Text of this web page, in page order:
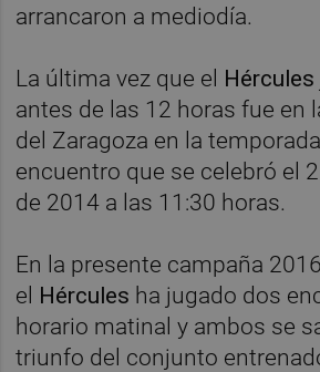
arrancaron a mediodía.
La última vez que el Hércules
antes de las 12 horas fue en
del Zaragoza en la
encuentro que se celebró el
de 2014 a las 11:30 horas.
En la presente campaña
el Hércules ha jugado dos
horario matinal y ambos se
triunfo del conjunto